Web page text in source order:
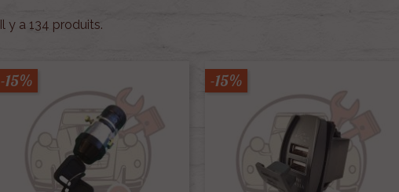
Il y a 134 produits.
-15% -15%